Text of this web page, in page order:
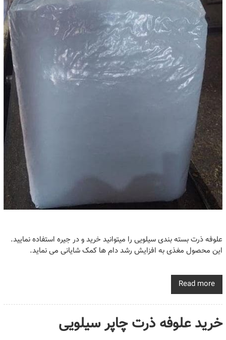
علوفه ذرت بسته بندی سیلویی را میتوانید خرید و در جیره استفاده نمایید.
این محصول مغذی به افزایش رشد دام ها کمک شایانی می نماید.
Read more
خرید علوفه ذرت چاپر سیلویی